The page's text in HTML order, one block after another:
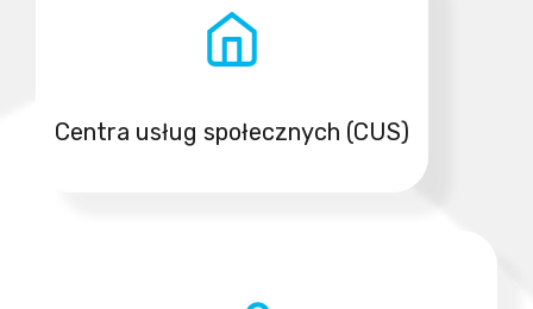
Centra usług społecznych (CUS)